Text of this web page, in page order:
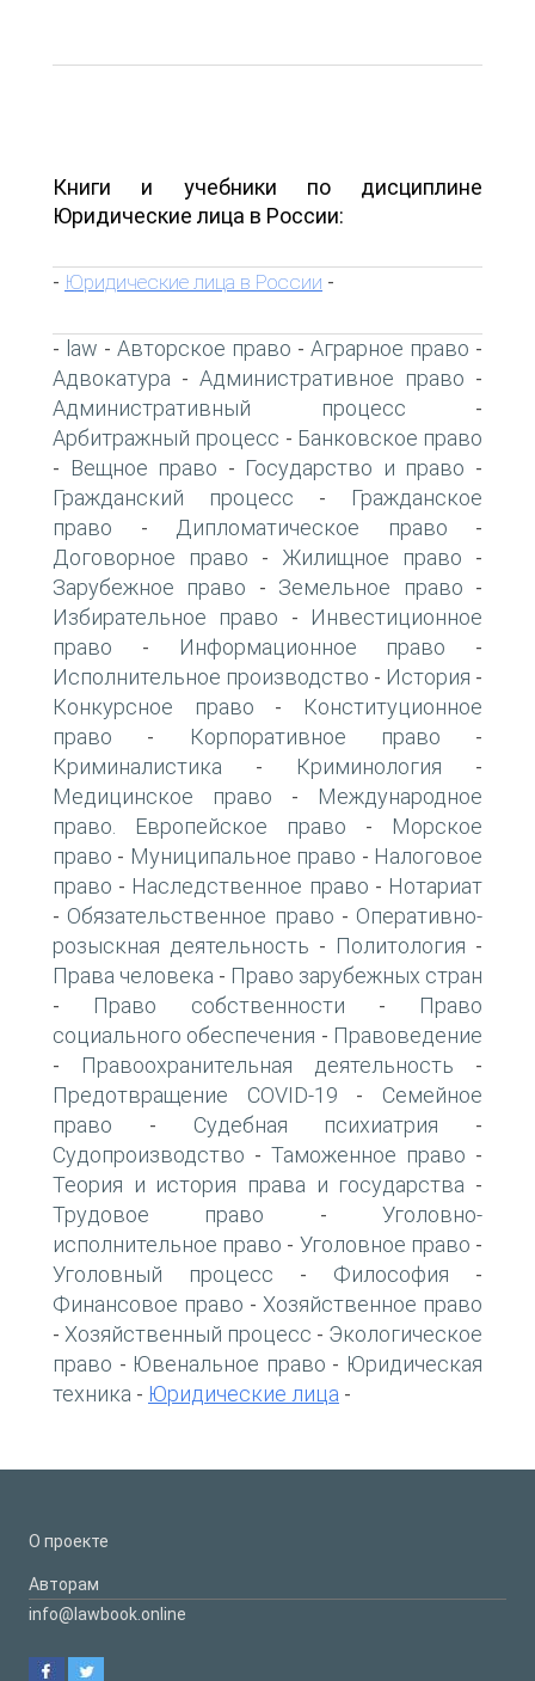
Книги и учебники по дисциплине
Юридические лица в России:
- Юридические лица в России -
- law - Авторское право - Аграрное право -
Адвокатура - Административное право -
Административный процесс -
Арбитражный процесс - Банковское право
- Вещное право - Государство и право -
Гражданский процесс -
Гражданское
право - Дипломатическое право -
Договорное право - Жилищное право -
Зарубежное право - Земельное право -
Избирательное право -
Инвестиционное
право - Информационное право -
Исполнительное производство - История -
Конкурсное право -
Конституционное
право - Корпоративное право -
Криминалистика - Криминология -
Медицинское право -
Международное
право. Европейское право -
Морское
право - Муниципальное право - Налоговое
право - Наследственное право - Нотариат
- Обязательственное право - Оперативно-
розыскная деятельность - Политология -
Права человека - Право зарубежных стран
- Право собственности -
Право
социального обеспечения - Правоведение
- Правоохранительная деятельность -
Предотвращение COVID-19 - Семейное
право - Судебная психиатрия -
Судопроизводство - Таможенное право -
Теория и история права и государства -
Трудовое право - Уголовно-
исполнительное право - Уголовное право -
Уголовный процесс - Философия -
Финансовое право - Хозяйственное право
- Хозяйственный процесс - Экологическое
право - Ювенальное право - Юридическая
техника - Юридические лица -
О проекте
Авторам
info@lawbook.online